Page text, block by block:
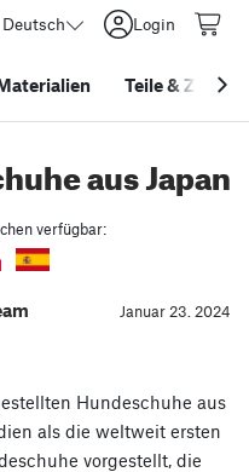
Deutsch Login
Teile&
aus Japan
verfügbar:
Januar 23. 2024
Hundeschuhe aus
als die weltweit ersten
vorgestellt, die